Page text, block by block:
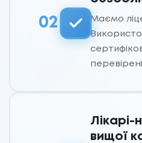
02
Маємо
Лікарі-
вищої